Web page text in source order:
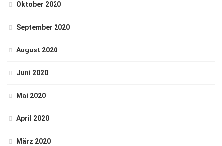
Oktober 2020
September 2020
August 2020
Juni 2020
Mai 2020
April 2020
März 2020